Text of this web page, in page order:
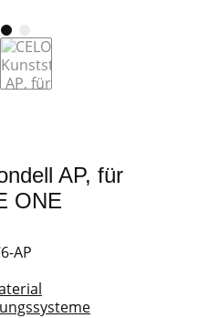
AP, für
ONE
AP